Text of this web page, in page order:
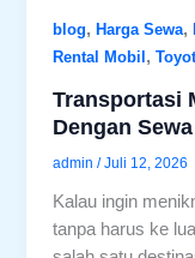
blog,Harga Sewa,
Rental Mobil ,
Transportasi
Dengan
admin/Juli 12, 2026
Kalau ingin
tanpa harus ke